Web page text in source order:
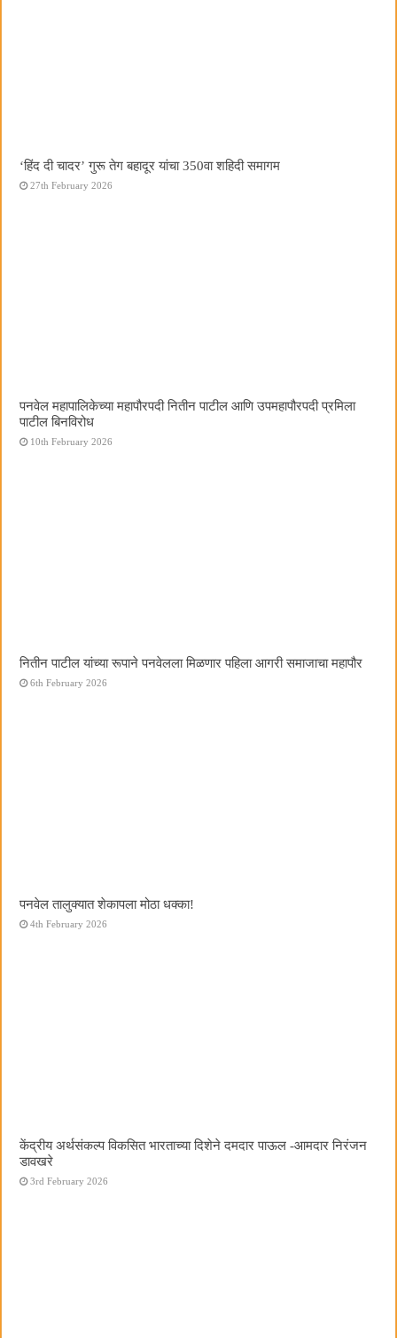
‘हिंद दी चादर’ गुरू तेग बहादूर यांचा 350वा शहिदी समागम
27th February 2026
पनवेल महापालिकेच्या महापौरपदी नितीन पाटील आणि उपमहापौरपदी प्रमिला
पाटील बिनविरोध
10th February 2026
नितीन पाटील यांच्या रूपाने पनवेलला मिळणार पहिला आगरी समाजाचा महापौर
6th February 2026
पनवेल तालुक्यात शेकापला मोठा धक्का!
4th February 2026
केंद्रीय अर्थसंकल्प विकसित भारताच्या दिशेने दमदार पाऊल -आमदार निरंजन
डावखरे
3rd February 2026